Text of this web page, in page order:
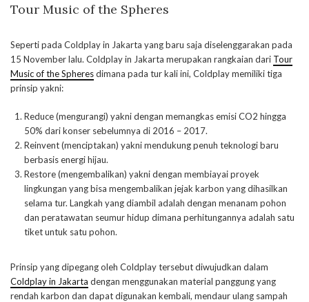
Tour Music of the Spheres
Seperti pada Coldplay in Jakarta yang baru saja diselenggarakan pada
15 November lalu. Coldplay in Jakarta merupakan rangkaian dari Tour
Music of the Spheresdimana pada tur kali ini, Coldplay memiliki tiga
prinsip yakni:
Reduce (mengurangi) yakni dengan memangkas emisi CO2 hingga
50% dari konser sebelumnya di 2016 – 2017.
Reinvent (menciptakan) yakni mendukung penuh teknologi baru
berbasis energi hijau.
Restore (mengembalikan) yakni dengan membiayai proyek
lingkungan yang bisa mengembalikan jejak karbon yang dihasilkan
selama tur. Langkah yang diambil adalah dengan menanam pohon
dan peratawatan seumur hidup dimana perhitungannya adalah satu
tiket untuk satu pohon.
Prinsip yang dipegang oleh Coldplay tersebut diwujudkan dalam
Coldplay in Jakarta dengan menggunakan material panggung yang
rendah karbon dan dapat digunakan kembali, mendaur ulang sampah